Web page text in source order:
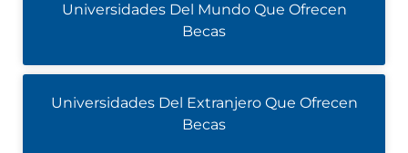
Universidades Del Mundo Que Ofrecen
Becas
Universidades Del Extranjero Que Ofrecen
Becas